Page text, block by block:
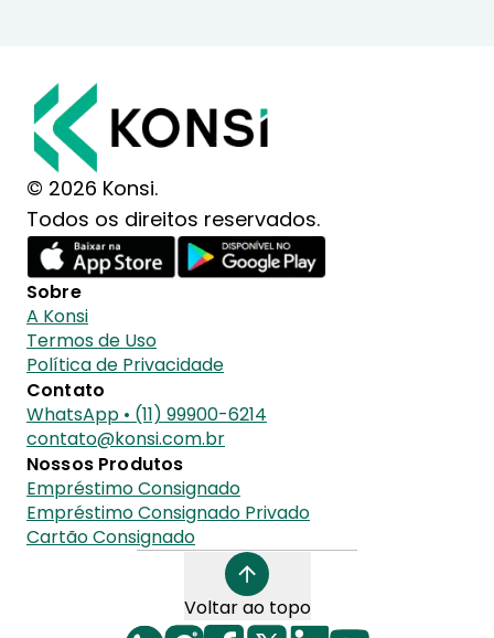
© 2026 Konsi.
Todos os direitos reservados.
Sobre
A Konsi
Termos de Uso
Política de Privacidade
Contato
WhatsApp • (11) 99900-6214
contato@konsi.com.br
Nossos Produtos
Empréstimo Consignado
Empréstimo Consignado Privado
Cartão Consignado
Voltar ao topo